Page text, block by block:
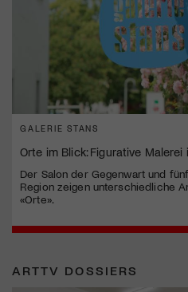
GALERIE STANS
Orte im Blick: Figurative Malerei
Der Salon der Gegenwart und
Region zeigen unterschiedliche
«Orte».
ARTTV DOSSIERS